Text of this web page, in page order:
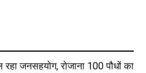
जनसहयोग, रोजाना 100 पौधों का